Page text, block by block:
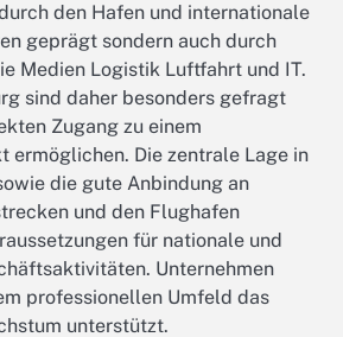
den Hafen und internationale
geprägt sondern auch durch
Medien Logistik Luftfahrt und IT.
sind daher besonders gefragt
Zugang zu einem
ermöglichen. Die zentrale Lage in
die gute Anbindung an
und den Flughafen
für nationale und
Unternehmen
professionellen Umfeld das
unterstützt.